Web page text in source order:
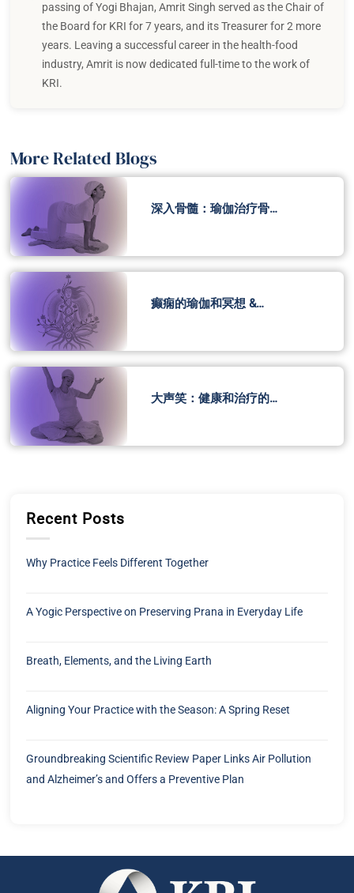
passing of Yogi Bhajan, Amrit Singh served as the Chair of
the Board for KRI for 7 years, and its Treasurer for 2 more
years. Leaving a successful career in the health-food
industry, Amrit is now dedicated full-time to the work of
KRI.
More Related Blogs
深入骨髓：瑜伽治疗骨…
癫痫的瑜伽和冥想 &…
大声笑：健康和治疗的…
Recent Posts
Why Practice Feels Different Together
A Yogic Perspective on Preserving Prana in Everyday Life
Breath, Elements, and the Living Earth
Aligning Your Practice with the Season: A Spring Reset
Groundbreaking Scientific Review Paper Links Air Pollution
and Alzheimer’s and Offers a Preventive Plan